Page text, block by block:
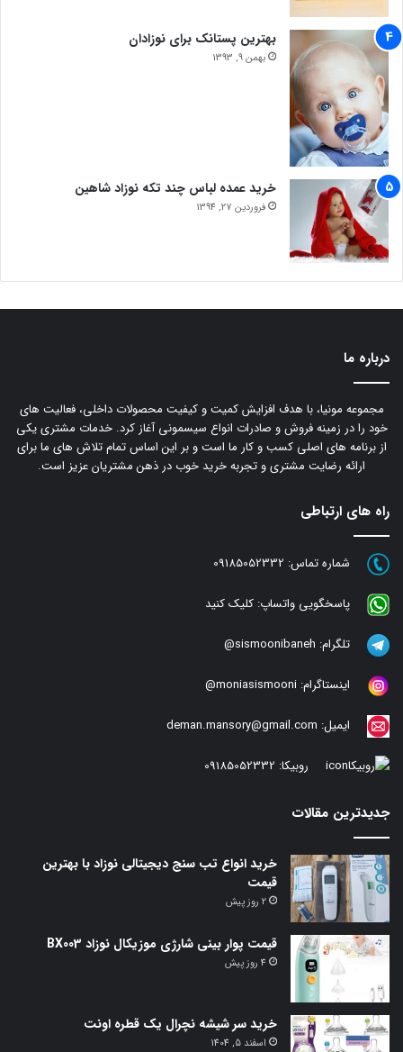
بهترین پستانک برای نوزادان
بهمن 9, 1393
خرید عمده لباس چند تکه نوزاد شاهین
فروردین 27, 1394
درباره ما
مجموعه مونیا، با هدف افزایش کمیت و کیفیت محصولات داخلی، فعالیت های
خود را در زمینه فروش و صادرات انواع سیسمونی آغاز کرد. خدمات مشتری یکی
از برنامه های اصلی کسب و کار ما است و بر این اساس تمام تلاش های ما برای
ارائه رضایت مشتری و تجربه خرید خوب در ذهن مشتریان عزیز است.
راه های ارتباطی
شماره تماس: 09185052332
پاسخگویی واتساپ: کلیک کنید
تلگرام: sismoonibaneh@
اینستاگرام: moniasismooni@
ایمیل: deman.mansory@gmail.com
روبیکا: 09185052332
جدیدترین مقالات
خرید انواع تب سنج دیجیتالی نوزاد با بهترین
قیمت
2 روز پیش
قیمت پوار بینی شارژی موزیکال نوزاد BX003
4 روز پیش
خرید سر شیشه نچرال یک قطره اونت
اسفند 5, 1404